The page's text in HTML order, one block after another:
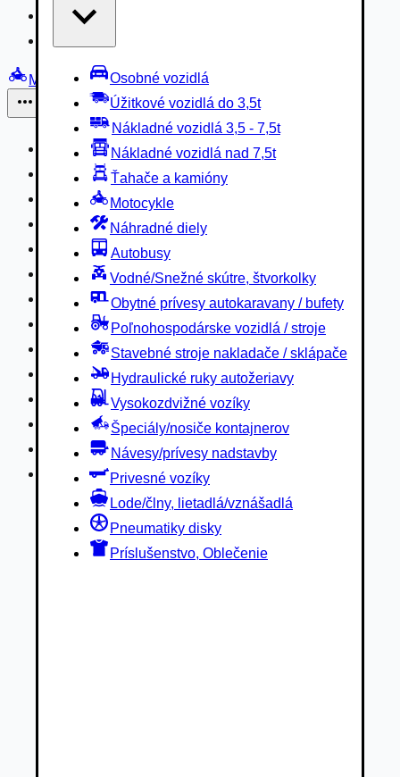
Osobné vozidlá
Úžitkové vozidlá do 3,5t
Nákladné vozidlá 3,5 - 7,5t
Nákladné vozidlá nad 7,5t
Ťahače a kamióny
Motocykle
Náhradné diely
Autobusy
Vodné/Snežné skútre, štvorkolky
Obytné prívesy autokaravany / bufety
Poľnohospodárske vozidlá / stroje
Stavebné stroje nakladače / sklápače
Hydraulické ruky autožeriavy
Vysokozdvižné vozíky
Špeciály/nosiče kontajnerov
Návesy/prívesy nadstavby
Privesné vozíky
Lode/člny, lietadlá/vznášadlá
Pneumatiky disky
Príslušenstvo, Oblečenie
Nákladné vozidlá nad 7,5t
Motocykle
Náhradné diely
Autobusy
Vodné/Snežné skútre, štvorkolky
Obytné prívesy autokaravany / bufety
Poľnohospodárske vozidlá / stroje
Stavebné stroje nakladače / sklápače
Hydraulické ruky autožeriavy
Vysokozdvižné vozíky
Špeciály/nosiče kontajnerov
Návesy/prívesy nadstavby
Privesné vozíky
Lode/člny, lietadlá/vznášadlá
Pneumatiky disky
Príslušenstvo, Oblečenie